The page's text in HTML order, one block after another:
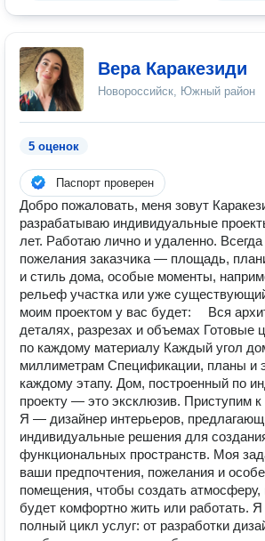
Вера Каракезиди
Новороссийск, Южный район
5 оценок
Паспорт проверен
Добро пожаловать, меня зовут
разрабатываю индивидуальные
лет. Работаю лично и удаленно.
пожелания заказчика —​ площадь,
и стиль дома, особые моменты,
рельеф участка или уже
моим проектом у вас будет: ⠀ Вся
деталях, разрезах и объемах Готовые
по каждому материалу Каждый угол
миллиметрам Спецификации, планы и
каждому этапу. Дом, построенный по
проекту — это эксклюзив. Приступим к
Я — дизайнер интерьеров,
индивидуальные решения для
функциональных пространств. Моя
ваши предпочтения, пожелания и
помещения, чтобы создать атмосферу,
будет комфортно жить или работать.
полный цикл услуг: от разработки